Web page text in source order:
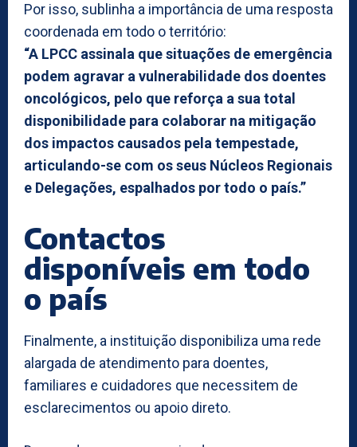
Por isso, sublinha a importância de uma resposta
coordenada em todo o território:
“A LPCC assinala que situações de emergência
podem agravar a vulnerabilidade dos doentes
oncológicos, pelo que reforça a sua total
disponibilidade para colaborar na mitigação
dos impactos causados pela tempestade,
articulando-se com os seus Núcleos Regionais
e Delegações, espalhados por todo o país.”
Contactos
disponíveis em todo
o país
Finalmente, a instituição disponibiliza uma rede
alargada de atendimento para doentes,
familiares e cuidadores que necessitem de
esclarecimentos ou apoio direto.